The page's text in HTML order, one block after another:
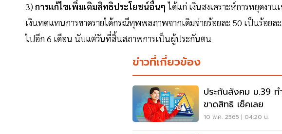
3) การแก้ไขเพิ่มเติมสิทธิประโยชน์อื่นๆ ได้แก่ เงินสงเคราะห์การหยุดงา
เงินทดแทนการขาดรายได้กรณีทุพพลภาพจากเดิมจ่ายร้อยละ 50 เป็นร้อยล
ไปอีก 6 เดือน นับแต่วันที่สิ้นสภาพการเป็นผู้ประกันตน
ข่าวที่เกี่ยวข้อง
ประกันสังคม ม.39 ท
ขาดสิทธิ เช็คเลย
10 พ.ค. 2565 | 04:20 น.